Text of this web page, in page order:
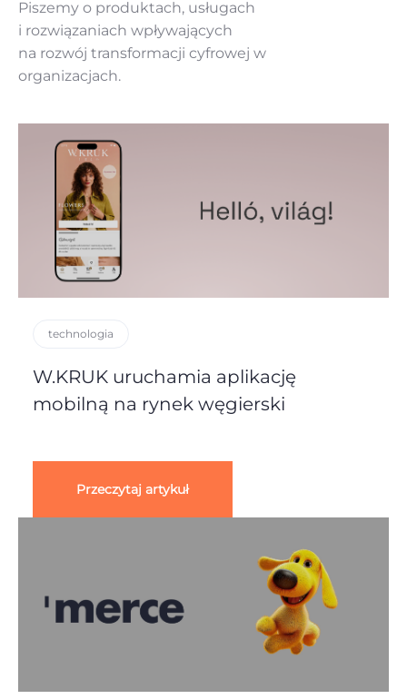
Piszemy o produktach, usługach
i rozwiązaniach wpływających
na rozwój transformacji cyfrowej w
organizacjach.
technologia
W.KRUK uruchamia aplikację
mobilną na rynek węgierski
Przeczytaj artykuł